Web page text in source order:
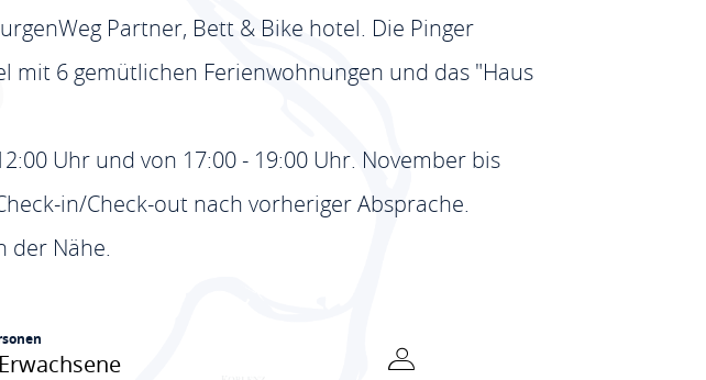
Partner, Bett & Bike hotel. Die Pinger
6 gemütlichen Ferienwohnungen und das "Haus
Uhr und von 17:00 - 19:00 Uhr. November bis
in/Check-out nach vorheriger Absprache.
der Nähe.